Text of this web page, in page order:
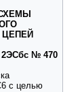
№ 470
с целью